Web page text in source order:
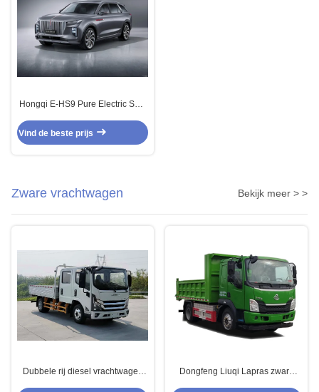
Hongqi E-HS9 Pure Electric SUV
zitplaatsen 4×4 Automatische
Vind de beste prijs
Zware vrachtwagen Bekijk meer > >
Dubbele rij diesel vrachtwagen
Dongfeng Liuqi Lapras zware